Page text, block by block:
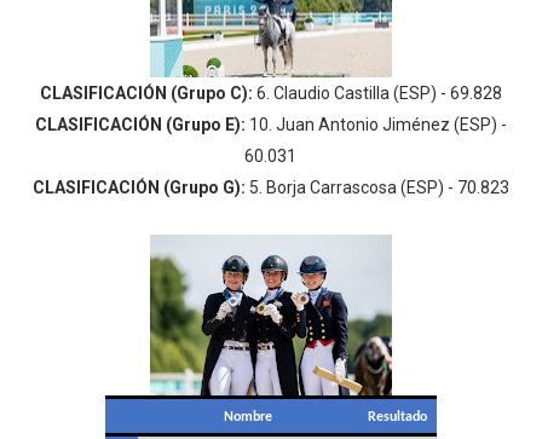
CLASIFICACIÓN (Grupo C): 6. Claudio Castilla (ESP) - 69.828
CLASIFICACIÓN (Grupo E): 10. Juan Antonio Jiménez (ESP) -
60.031
CLASIFICACIÓN (Grupo G): 5. Borja Carrascosa (ESP) - 70.823
Nombre Resultado